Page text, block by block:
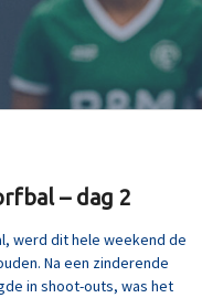
– dag 2
werd dit hele weekend de
Na een zinderende
in shoot-outs, was het